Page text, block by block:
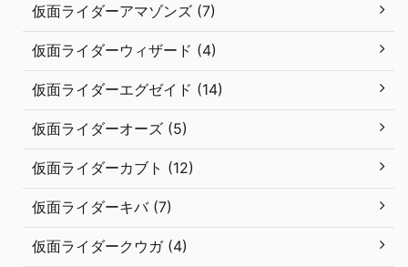
仮面ライダーアマゾンズ (7)
仮面ライダーウィザード (4)
仮面ライダーエグゼイド (14)
仮面ライダーオーズ (5)
仮面ライダーカブト (12)
仮面ライダーキバ (7)
仮面ライダークウガ (4)